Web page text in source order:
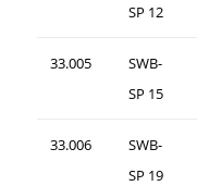
SP 12
33.005
SWB-
SP 15
33.006
SWB-
SP 19